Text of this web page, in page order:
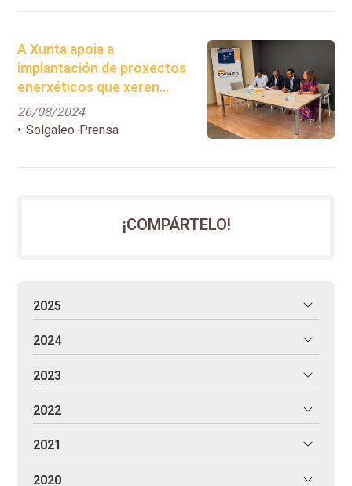
A Xunta apoia a
implantación de proxectos
enerxéticos que xeren
riqueza en Galicia e
abaraten a factura
26/08/2024
Solgaleo-Prensa
¡COMPÁRTELO!
2025
2024
2023
2022
2021
2020